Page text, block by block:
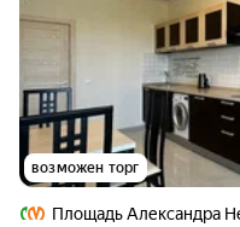
возможен торг
Площадь Александра